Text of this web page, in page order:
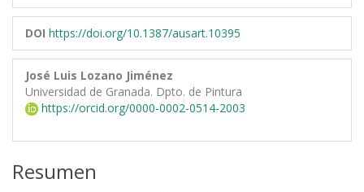
DOI https://doi.org/10.1387/ausart.10395
José Luis Lozano Jiménez
Universidad de Granada. Dpto. de Pintura
https://orcid.org/0000-0002-0514-2003
Resumen